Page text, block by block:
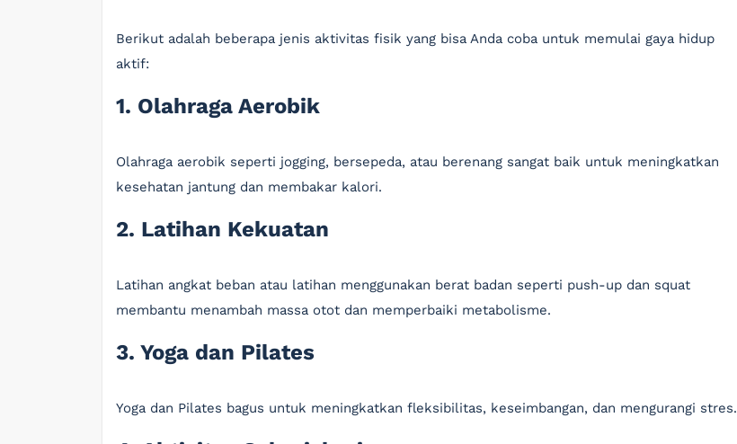
Berikut adalah beberapa jenis aktivitas fisik yang bisa Anda coba untuk memulai gaya hidup
aktif:
1. Olahraga Aerobik
Olahraga aerobik seperti jogging, bersepeda, atau berenang sangat baik untuk meningkatkan
kesehatan jantung dan membakar kalori.
2. Latihan Kekuatan
Latihan angkat beban atau latihan menggunakan berat badan seperti push-up dan squat
membantu menambah massa otot dan memperbaiki metabolisme.
3. Yoga dan Pilates
Yoga dan Pilates bagus untuk meningkatkan fleksibilitas, keseimbangan, dan mengurangi stres.